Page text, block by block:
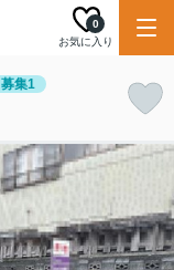
お気に入り
0
募集1